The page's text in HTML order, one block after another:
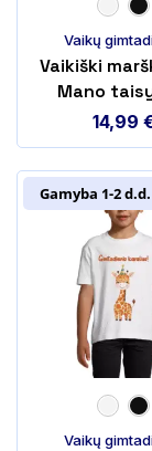
Vaikų
Vaikiški
Mano
14,99
Gamyba 1-2 d.d.
Vaikų